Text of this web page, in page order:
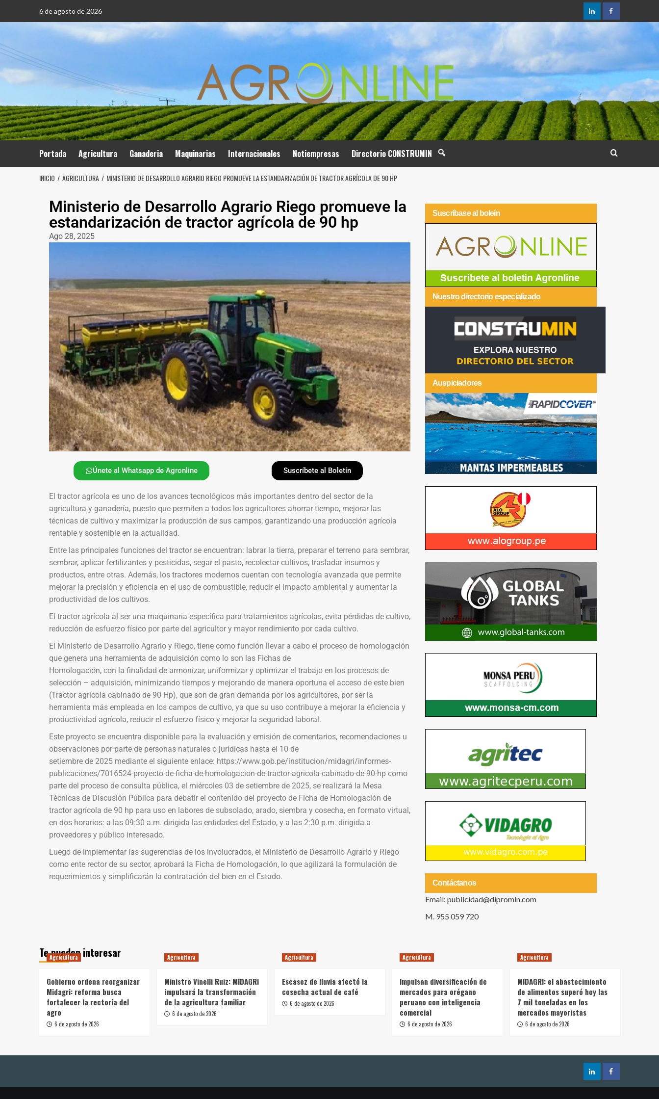
6 de agosto de 2026
Portada Agricultura Ganaderia Maquinarias Internacionales Notiempresas Directorio CONSTRUMIN
INICIO AGRICULTURA MINISTERIO DE DESARROLLO AGRARIO RIEGO PROMUEVE LA ESTANDARIZACIÓN DE TRACTOR AGRÍCOLA DE 90 HP
Ministerio de Desarrollo Agrario Riego promueve la
estandarización de tractor agrícola de 90 hp
Ago 28, 2025
Únete al Whatsapp de Agronline Suscríbete al Boletín
El tractor agrícola es uno de los avances tecnológicos más importantes dentro del sector de la
agricultura y ganadería, puesto que permiten a todos los agricultores ahorrar tiempo, mejorar las
técnicas de cultivo y maximizar la producción de sus campos, garantizando una producción agrícola
rentable y sostenible en la actualidad.
Entre las principales funciones del tractor se encuentran: labrar la tierra, preparar el terreno para sembrar,
sembrar, aplicar fertilizantes y pesticidas, segar el pasto, recolectar cultivos, trasladar insumos y
productos, entre otras. Además, los tractores modernos cuentan con tecnología avanzada que permite
mejorar la precisión y eficiencia en el uso de combustible, reducir el impacto ambiental y aumentar la
productividad de los cultivos.
El tractor agrícola al ser una maquinaria específica para tratamientos agrícolas, evita pérdidas de cultivo,
reducción de esfuerzo físico por parte del agricultor y mayor rendimiento por cada cultivo.
El Ministerio de Desarrollo Agrario y Riego, tiene como función llevar a cabo el proceso de homologación
que genera una herramienta de adquisición como lo son las Fichas de
Homologación, con la finalidad de armonizar, uniformizar y optimizar el trabajo en los procesos de
selección – adquisición, minimizando tiempos y mejorando de manera oportuna el acceso de este bien
(Tractor agrícola cabinado de 90 Hp), que son de gran demanda por los agricultores, por ser la
herramienta más empleada en los campos de cultivo, ya que su uso contribuye a mejorar la eficiencia y
productividad agrícola, reducir el esfuerzo físico y mejorar la seguridad laboral.
Este proyecto se encuentra disponible para la evaluación y emisión de comentarios, recomendaciones u
observaciones por parte de personas naturales o jurídicas hasta el 10 de
setiembre de 2025 mediante el siguiente enlace: https://www.gob.pe/institucion/midagri/informes-
publicaciones/7016524-proyecto-de-ficha-de-homologacion-de-tractor-agricola-cabinado-de-90-hp como
parte del proceso de consulta pública, el miércoles 03 de setiembre de 2025, se realizará la Mesa
Técnicas de Discusión Pública para debatir el contenido del proyecto de Ficha de Homologación de
tractor agrícola de 90 hp para uso en labores de subsolado, arado, siembra y cosecha, en formato virtual,
en dos horarios: a las 09:30 a.m. dirigida las entidades del Estado, y a las 2:30 p.m. dirigida a
proveedores y público interesado.
Luego de implementar las sugerencias de los involucrados, el Ministerio de Desarrollo Agrario y Riego
como ente rector de su sector, aprobará la Ficha de Homologación, lo que agilizará la formulación de
requerimientos y simplificarán la contratación del bien en el Estado.
Suscríbase al boleín
Nuestro directorio especializado
Auspiciadores
Contáctanos
Email: publicidad@dipromin.com
M. 955 059 720
Te pueden interesar
Agricultura
Gobierno ordena reorganizar
Midagri: reforma busca
fortalecer la rectoría del
agro
6 de agosto de 2026
Agricultura
Ministro Vinelli Ruiz: MIDAGRI
impulsará la transformación
de la agricultura familiar
6 de agosto de 2026
Agricultura
Escasez de lluvia afectó la
cosecha actual de café
6 de agosto de 2026
Agricultura
Impulsan diversificación de
mercados para orégano
peruano con inteligencia
comercial
6 de agosto de 2026
Agricultura
MIDAGRI: el abastecimiento
de alimentos superó hoy las
7 mil toneladas en los
mercados mayoristas
6 de agosto de 2026